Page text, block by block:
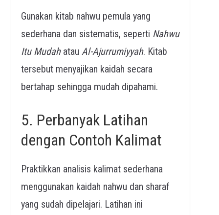
Gunakan kitab nahwu pemula yang
sederhana dan sistematis, seperti Nahwu
Itu Mudahatau Al-Ajurrumiyyah. Kitab
tersebut menyajikan kaidah secara
bertahap sehingga mudah dipahami.
5. Perbanyak Latihan
dengan Contoh Kalimat
Praktikkan analisis kalimat sederhana
menggunakan kaidah nahwu dan sharaf
yang sudah dipelajari. Latihan ini